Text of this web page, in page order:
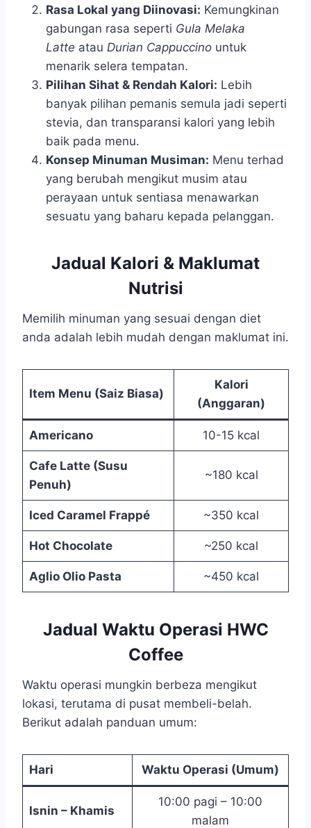
Rasa Lokal yang Diinovasi: Kemungkinan
gabungan rasa seperti Gula Melaka
Latte atau Durian Cappuccino untuk
menarik selera tempatan.
Pilihan Sihat & Rendah Kalori: Lebih
banyak pilihan pemanis semula jadi seperti
stevia, dan transparansi kalori yang lebih
baik pada menu.
Konsep Minuman Musiman: Menu terhad
yang berubah mengikut musim atau
perayaan untuk sentiasa menawarkan
sesuatu yang baharu kepada pelanggan.
Jadual Kalori & Maklumat
Nutrisi
Memilih minuman yang sesuai dengan diet
anda adalah lebih mudah dengan maklumat ini.
Item Menu (Saiz Biasa)
Kalori
(Anggaran)
Americano 10-15 kcal
Cafe Latte (Susu
Penuh)
~180 kcal
Iced Caramel Frappé ~350 kcal
Hot Chocolate ~250 kcal
Aglio Olio Pasta ~450 kcal
Jadual Waktu Operasi HWC
Coffee
Waktu operasi mungkin berbeza mengikut
lokasi, terutama di pusat membeli-belah.
Berikut adalah panduan umum:
Hari Waktu Operasi (Umum)
Isnin – Khamis
10:00 pagi – 10:00
malam